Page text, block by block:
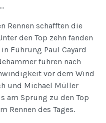
Rennen schafften die
den Top zehn fanden
Führung Paul Cayard
fuhren nach
vor dem Wind
und Michael Müller
am Sprung zu den Top
Rennen des Tages.